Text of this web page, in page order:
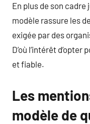
En plus de son
modèle rassure les
exigée par des
D’où l’intérêt
et fiable.
Les
modèle de